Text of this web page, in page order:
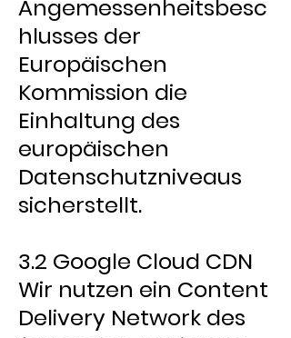
Angemessenheitsbesc
hlusses der
Europäischen
Kommission die
Einhaltung des
europäischen
Datenschutzniveaus
sicherstellt.
3.2 Google Cloud CDN
Wir nutzen ein Content
Delivery Network des